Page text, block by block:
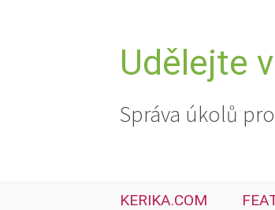
Udělejte
Správa úkolů
KERIKA.COM